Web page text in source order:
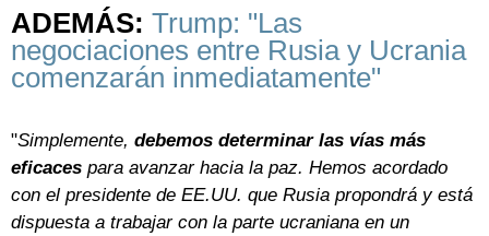
ADEMÁS: Trump: "Las
negociaciones entre Rusia y Ucrania
comenzarán inmediatamente"
"Simplemente, debemos determinar las vías más
eficaces para avanzar hacia la paz. Hemos acordado
con el presidente de EE.UU. que Rusia propondrá y está
dispuesta a trabajar con la parte ucraniana en un